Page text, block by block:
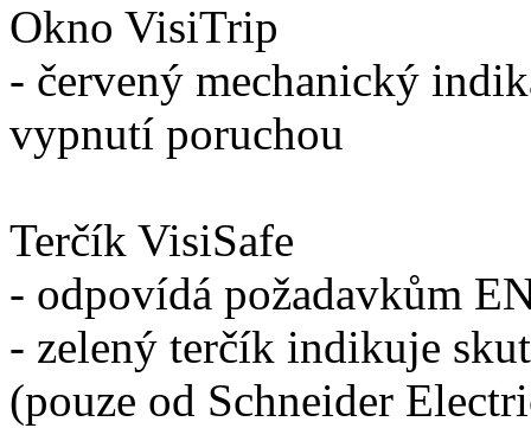
Okno VisiTrip
- červený mechanický
vypnutí poruchou
Terčík VisiSafe
- odpovídá požadavkům
- zelený terčík indikuje
(pouze od Schneider